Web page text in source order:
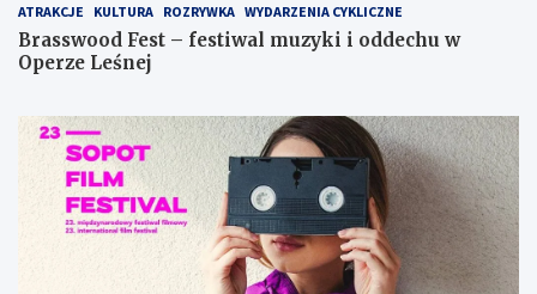
ATRAKCJE KULTURA ROZRYWKA WYDARZENIA CYKLICZNE
Brasswood Fest – festiwal muzyki i oddechu w
Operze Leśnej